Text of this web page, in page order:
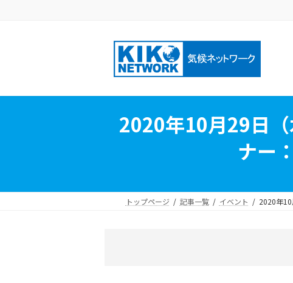
ス
ン
2020年10月29日
ナー
トップページ 記事一覧 イベント 2020年